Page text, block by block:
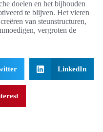
doelen en het bijhouden
te blijven. Het vieren
van steunstructuren,
vergroten de
LinkedIn